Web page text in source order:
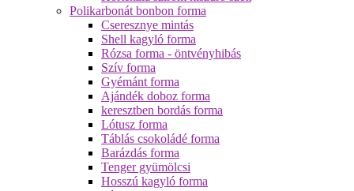
Polikarbonát bonbon forma
Cseresznye mintás
Shell kagyló forma
Rózsa forma - öntvényhibás
Szív forma
Gyémánt forma
Ajándék doboz forma
keresztben bordás forma
Lótusz forma
Táblás csokoládé forma
Barázdás forma
Tenger gyümölcsi
Hosszú kagyló forma